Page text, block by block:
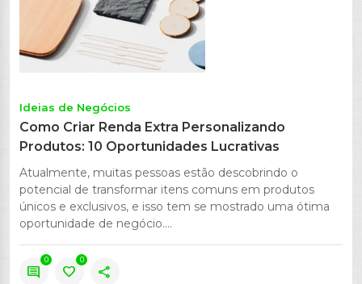
Ideias de Negócios
Como Criar Renda Extra Personalizando
Produtos: 10 Oportunidades Lucrativas
Atualmente, muitas pessoas estão descobrindo o
potencial de transformar itens comuns em produtos
únicos e exclusivos, e isso tem se mostrado uma ótima
oportunidade de negócio....
comment
0
favorite
0
share